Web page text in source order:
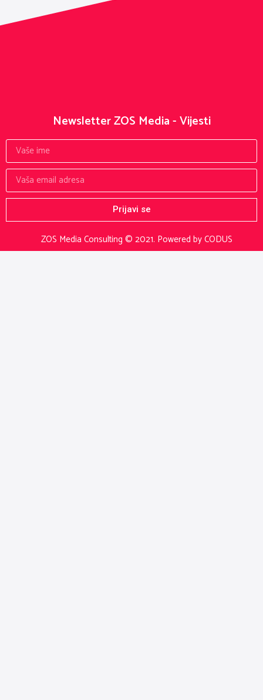
ZOS Media Consulting © 2021. Powered by CODUS
Newsletter ZOS Media - Vijesti
Prijavi se